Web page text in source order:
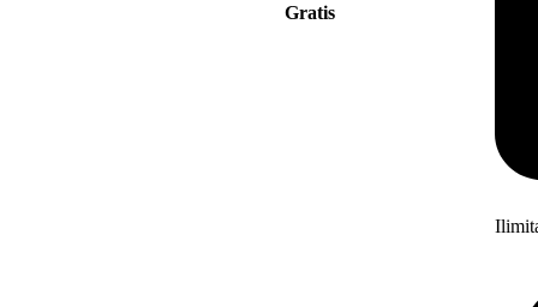
Gratis